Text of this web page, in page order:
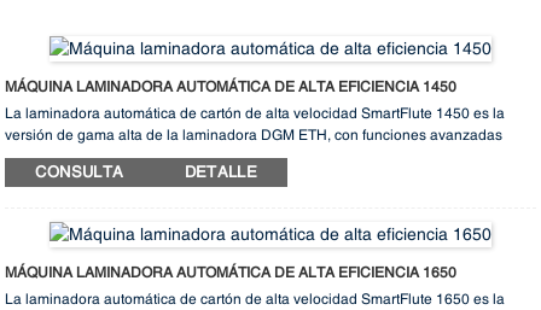
MÁQUINA LAMINADORA AUTOMÁTICA DE ALTA EFICIENCIA 1450
La laminadora automática de cartón de alta velocidad SmartFlute 1450 es la
versión de gama alta de la laminadora DGM ETH, con funciones avanzadas
para un rendimiento superior. Equipada con un sistema de accionamiento
servomotorizado en toda la máquina, garantiza una precisión y estabilidad
sincronizan perfectamente con el sustrato, lo que permite un posicionamiento
preciso tanto lateral como longitudinalmente. Ya sea para laminar cartón
ondulado con cartón, cartón con cartón o cartón con cartón gris, esta laminadora
CONSULTA DETALLE
MÁQUINA LAMINADORA AUTOMÁTICA DE ALTA EFICIENCIA 1650
La laminadora automática de cartón de alta velocidad SmartFlute 1650 es la